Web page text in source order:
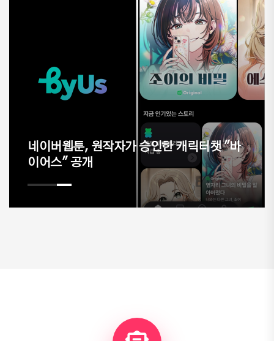
네이버웹툰, 원작자가 승인한 캐릭터챗 "바
이어스" 공개